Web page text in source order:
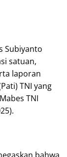
Subiyanto
satuan,
laporan
TNI yang
TNI